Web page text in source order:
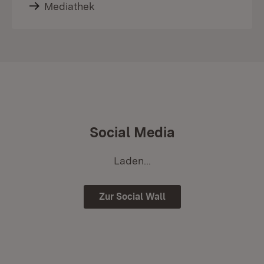
Mediathek
Social Media
Laden...
Zur Social Wall